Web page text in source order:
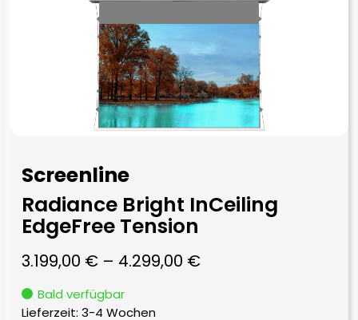
Screenline
Radiance Bright InCeiling
EdgeFree Tension
3.199,00 € – 4.299,00 €
Bald verfügbar
Lieferzeit: 3-4 Wochen